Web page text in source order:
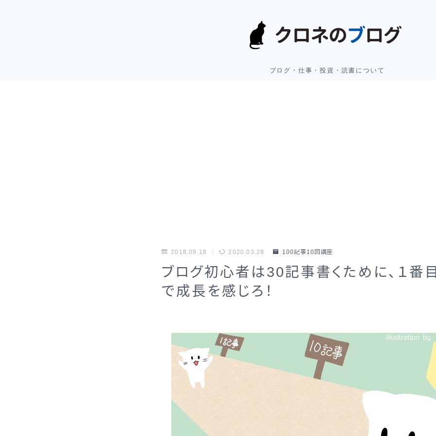
ブログ・仕事・投資・読書について
2018.09.18 2020.03.28 100記事10回講座
ブログ初心者は30記事書くために、１番
で成長を感じろ！